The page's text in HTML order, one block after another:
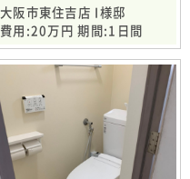
大阪市東住吉店 I様邸
費用:20万円 期間:1日間